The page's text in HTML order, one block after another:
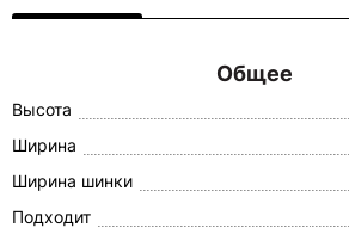
Общее
Высота
Ширина
Ширина шинки
Подходит